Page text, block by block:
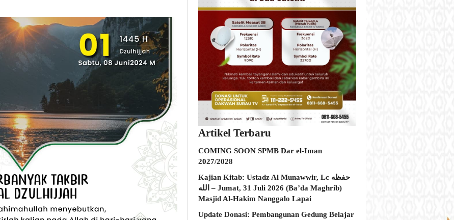
Artikel Terbaru
COMING SOON SPMB Dar el-Iman
2027/2028
Kajian Kitab: Ustadz Al Munawwir, Lc حفظه
الله – Jumat, 31 Juli 2026 (Ba’da Maghrib)
Masjid Al-Hakim Nanggalo Lapai
Update Donasi: Pembangunan Gedung Belajar